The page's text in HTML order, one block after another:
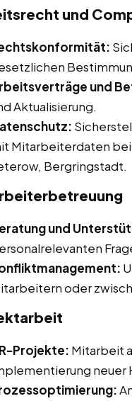
und
und
Aktualisierung.
Mitarbeiterdaten
Bergringstadt.
und
oder
Projekte: Mitarbeit
neuer